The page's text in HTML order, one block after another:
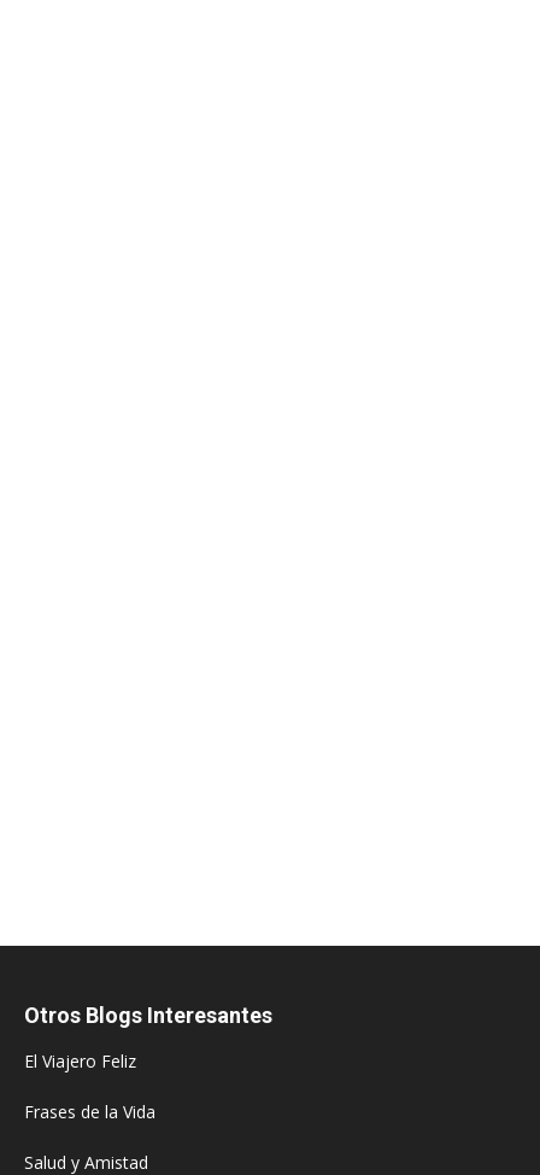
Otros Blogs Interesantes
El Viajero Feliz
Frases de la Vida
Salud y Amistad